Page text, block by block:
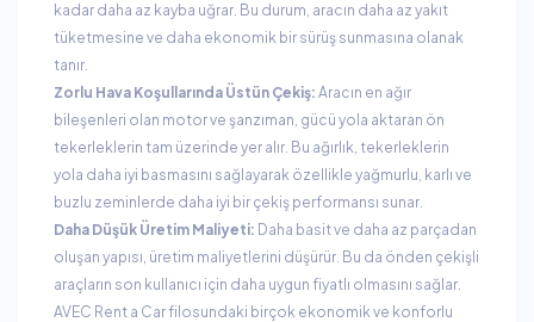
kadar daha az kayba uğrar. Bu durum, aracın daha az yakıt
tüketmesine ve daha ekonomik bir sürüş sunmasına olanak
tanır.
Zorlu Hava Koşullarında Üstün Çekiş: Aracın en ağır
bileşenleri olan motor ve şanzıman, gücü yola aktaran ön
tekerleklerin tam üzerinde yer alır. Bu ağırlık, tekerleklerin
yola daha iyi basmasını sağlayarak özellikle yağmurlu, karlı ve
buzlu zeminlerde daha iyi bir çekiş performansı sunar.
Daha Düşük Üretim Maliyeti: Daha basit ve daha az parçadan
oluşan yapısı, üretim maliyetlerini düşürür. Bu da önden çekişli
araçların son kullanıcı için daha uygun fiyatlı olmasını sağlar.
AVEC Rent a Car filosundaki birçok ekonomik ve konforlu